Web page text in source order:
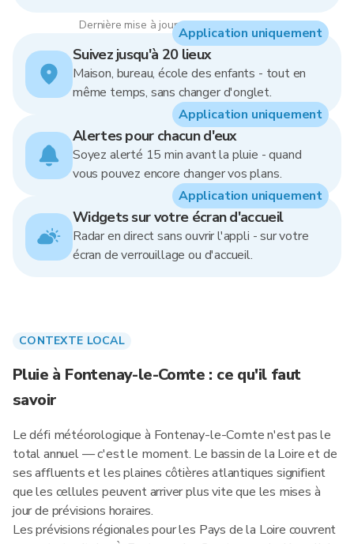
Dernière mise à jour : 11:00, 7 Aug 2026
Suivez jusqu'à 20 lieux
Maison, bureau, école des enfants - tout en
même temps, sans changer d'onglet.
Application uniquement
Alertes pour chacun d'eux
Soyez alerté 15 min avant la pluie - quand
vous pouvez encore changer vos plans.
Application uniquement
Widgets sur votre écran d'accueil
Radar en direct sans ouvrir l'appli - sur votre
écran de verrouillage ou d'accueil.
Application uniquement
CONTEXTE LOCAL
Pluie à Fontenay-le-Comte : ce qu'il faut
savoir
Le défi météorologique à Fontenay-le-Comte n'est pas le
total annuel — c'est le moment. Le bassin de la Loire et de
ses affluents et les plaines côtières atlantiques signifient
que les cellules peuvent arriver plus vite que les mises à
jour de prévisions horaires.
Les prévisions régionales pour les Pays de la Loire couvrent